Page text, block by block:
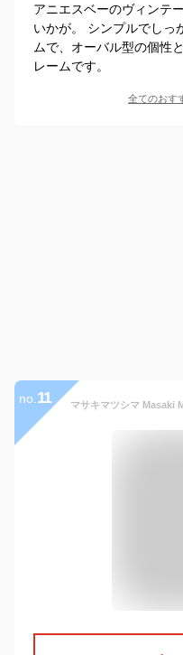
アニエスベーのヴィンテ
いかが。 シンプルでしっ
ムで、オーバル型の個性
レームです。
全てのおす
no. 11